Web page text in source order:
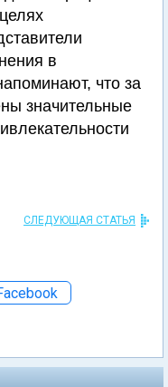
в
что за
значительные
СЛЕДУЮЩАЯ СТАТЬЯ